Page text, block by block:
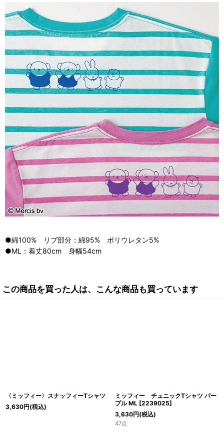
●綿100% リブ部分：綿95% ポリウレタン5%
●ML：着丈80cm 身幅54cm
この商品を買った人は、こんな商品も買っています
〈ミッフィー〉スナッフィーTシャツ
3,630円(税込)
ミッフィー チュニックTシャツ パー
プル ML [2239025]
3,630円(税込)
47点